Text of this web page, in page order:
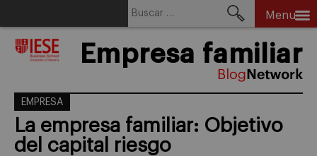
Menu
Empresa familiar
EMPRESA
La empresa familiar: Objetivo
del capital riesgo